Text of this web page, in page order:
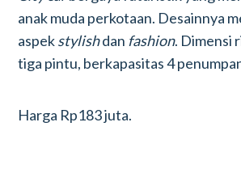
anak muda perkotaan. Desainnya
aspekstylishdan fashion. Dimensi
tiga pintu, berkapasitas 4
Harga Rp183 juta.